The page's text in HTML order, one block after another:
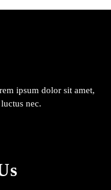
ipsum dolor sit amet,
nec.